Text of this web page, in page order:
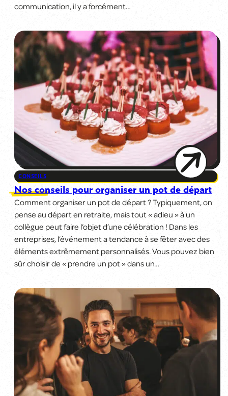
communication, il y a forcément…
CONSEILS
Nos conseils pour organiser un pot de départ
Comment organiser un pot de départ ? Typiquement, on
pense au départ en retraite, mais tout « adieu » à un
collègue peut faire l’objet d’une célébration ! Dans les
entreprises, l’événement a tendance à se fêter avec des
éléments extrêmement personnalisés. Vous pouvez bien
sûr choisir de « prendre un pot » dans un…